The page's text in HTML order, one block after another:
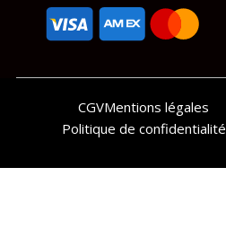
CGVMentions légales
Politique de confidentialité